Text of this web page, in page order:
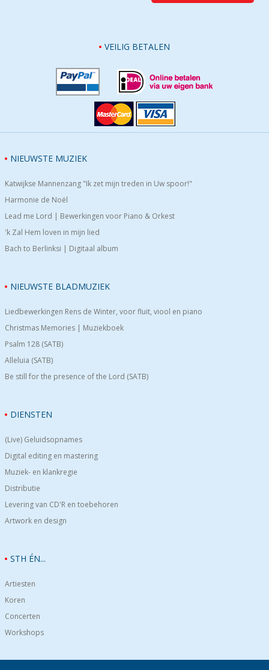
VEILIG BETALEN
NIEUWSTE MUZIEK
Katwijkse Mannenzang "Ik zet mijn treden in Uw spoor!"
Harmonie de Noël
Lead me Lord | Bewerkingen voor Piano & Orkest
'k Zal Hem loven in mijn lied
Bach to Berlinksi | Digitaal album
NIEUWSTE BLADMUZIEK
Liedbewerkingen Rens de Winter, voor fluit, viool en piano
Christmas Memories | Muziekboek
Psalm 128 (SATB)
Alleluia (SATB)
Be still for the presence of the Lord (SATB)
DIENSTEN
(Live) Geluidsopnames
Digital editing en mastering
Muziek- en klankregie
Distributie
Levering van CD'R en toebehoren
Artwork en design
STH ÉN...
Artiesten
Koren
Concerten
Workshops